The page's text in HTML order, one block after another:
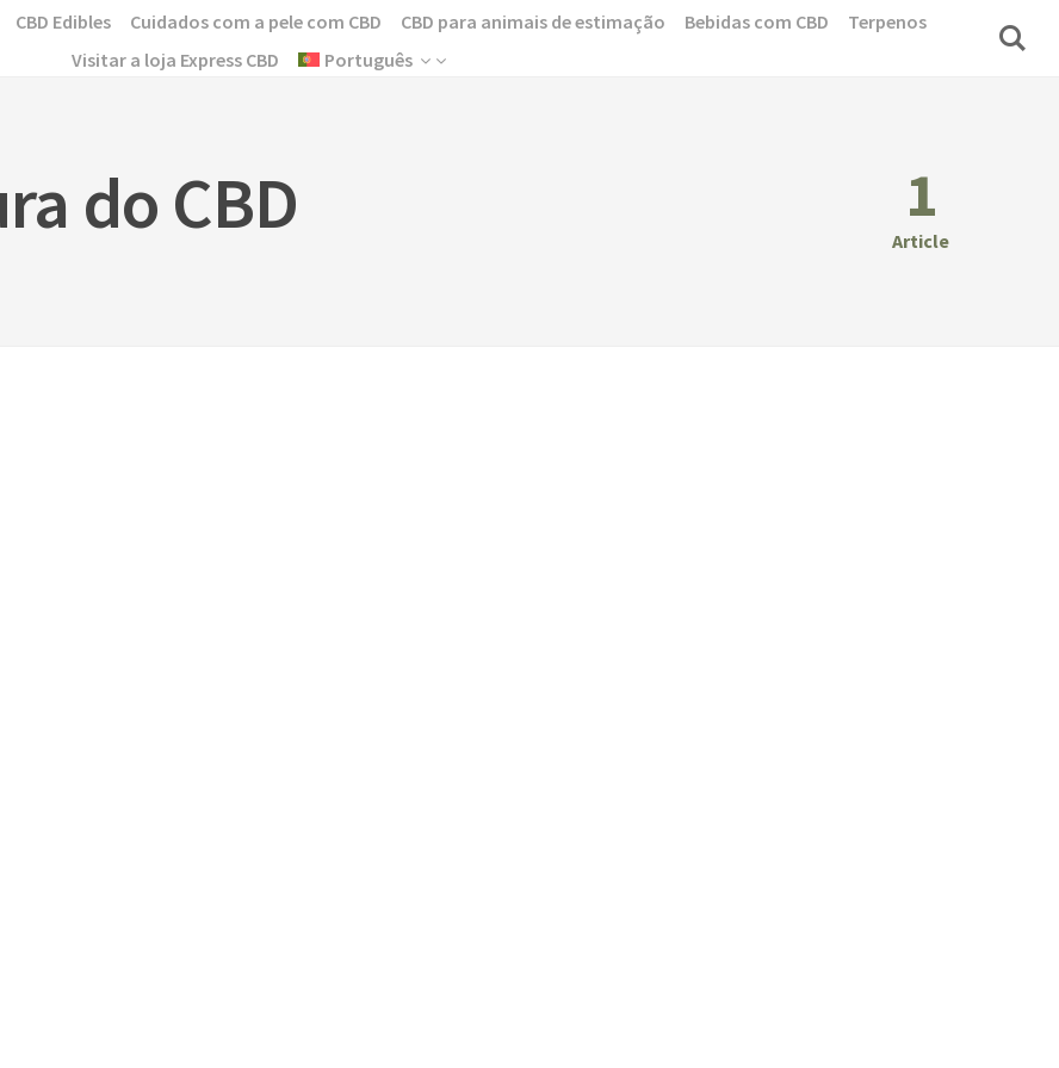
CBD Edibles Cuidados com a pele com CBD CBD para animais de estimação Bebidas com CBD
Terpenos
Visitar a loja Express CBD
Português
do CBD 1
Article